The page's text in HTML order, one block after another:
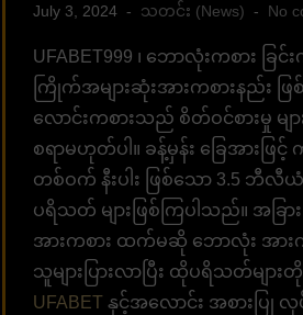
July 3, 2024 သတင်း (News) No
UFABET999 ၊ ဘောလုံးကစား ခြ
ကြိုက်အများဆုံးအားကစားနည်း ဖ
လောင်းကစားသည် စိတ်ဝင်စားမှု မျ
စရာမဟုတ်ပါ။ ခန့်မှန်း ခြေအားဖြင့်
တစ်ဝက် နီးပါး ဖြစ်သော 3.5 ဘီ
ပရိသတ် များဖြစ်ကြပါသည်။ အခ
အားကစား ထက်မဆို ဘောလုံး အာ
သူများပြားလာပြီး ထိုပရိသတ်များ
UFABET နှင့်အလောင်း အစားပြု လု